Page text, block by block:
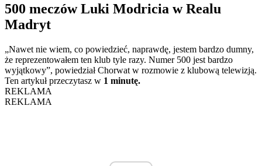
500 meczów Luki Modricia w Realu
Madryt
„Nawet nie wiem, co powiedzieć, naprawdę, jestem bardzo dumny,
że reprezentowałem ten klub tyle razy. Numer 500 jest bardzo
wyjątkowy”, powiedział Chorwat w rozmowie z klubową telewizją.
Ten artykuł przeczytasz w 1 minutę.
REKLAMA
REKLAMA